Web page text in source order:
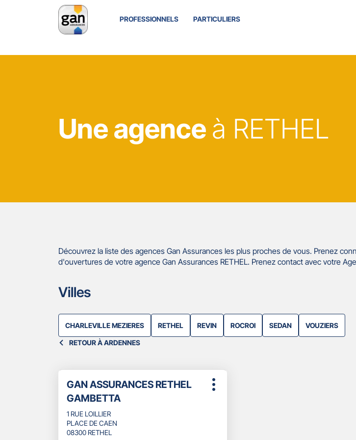
PROFESSIONNELS PARTICULIERS
Une agence à RETHEL
Découvrez la liste des agences Gan Assurances les plus proches de vous. Prenez
d'ouvertures de votre agence Gan Assurances RETHEL. Prenez contact avec votre
Villes
CHARLEVILLE MEZIERES RETHEL REVIN ROCROI SEDAN VOUZIERS
RETOUR À ARDENNES
sur
touche
ENTRÉE
pour
obtenir
Point
de
vente
:
GAN ASSURANCES RETHEL
GAMBETTA
1 RUE LOILLIER
PLACE DE CAEN
08300 RETHEL
Plus